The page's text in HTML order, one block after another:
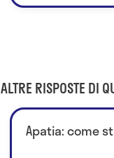
ALTRE RISPOSTE DI
Apatia: come